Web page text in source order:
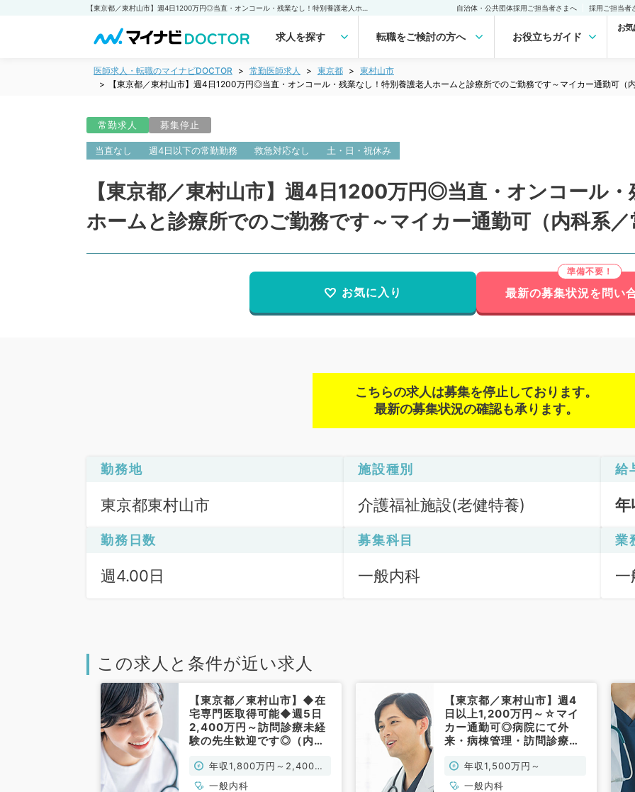
自治体・公共団体採用ご担当者さまへ 採用ご担当者
求人を探す 転職をご検討の方へ お役立ちガイド
お
医師求人・転職のマイナビDOCTOR 常勤医師求人 東京都
東村山市
【東京都／東村山市】週4日1200万円◎当直・オンコール・残業なし！特別養護老人ホームと診療所でのご勤務です～マイカー通勤可（
常勤求人 募集停止
当直なし 週4日以下の常勤勤務 救急対応なし 土・日・祝休み
【東京都／東村山市】週4日1200万円◎当直・オンコール
ホームと診療所でのご勤務です～マイカー通勤可（内科系／
お気に入り 最新の募集状況を問い
こちらの求人は募集を停止しております。
最新の募集状況の確認も承ります。
勤務地
東京都東村山市
施設種別
介護福祉施設(老健特養)
給
年
勤務日数
週4.00日
募集科目
一般内科
業
一
この求人と条件が近い求人
【東京都／東村山市】◆在
宅専門医取得可能◆週5日
2,400万円～訪問診療未経
験の先生歓迎です◎（内科
年収1,800万円～2,400万
一般内科
【東京都／東村山市】週4
日以上1,200万円～☆マイ
カー通勤可◎病院にて外
来・病棟管理・訪問診療・
内科／常勤）
年収1,500万円～
一般内科